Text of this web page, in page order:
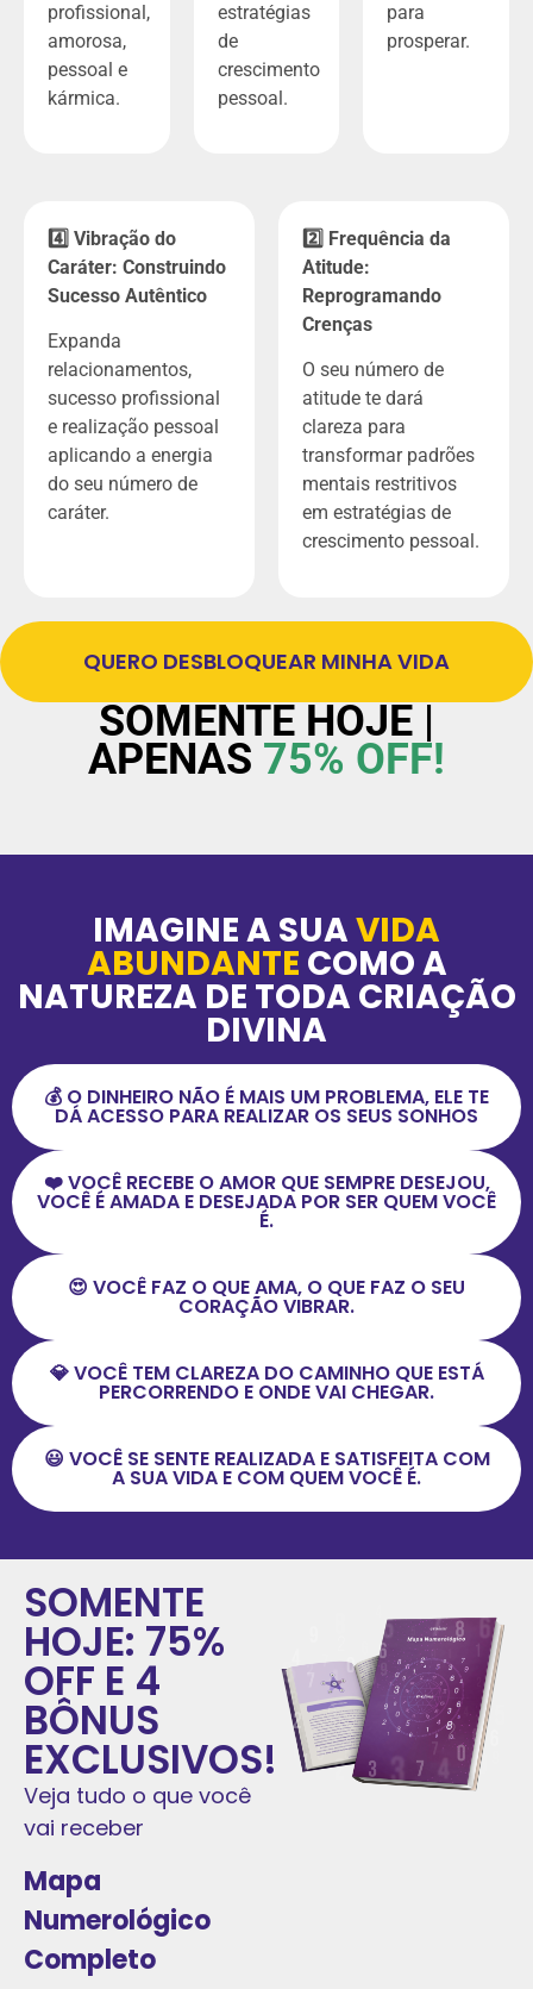
profissional,
amorosa,
pessoal e
kármica.
estratégias
de
crescimento
pessoal.
para
prosperar.
4️⃣ Vibração do
Caráter: Construindo
Sucesso Autêntico
Expanda
relacionamentos,
sucesso profissional
e realização pessoal
aplicando a energia
do seu número de
caráter.
2️⃣ Frequência da
Atitude:
Reprogramando
Crenças
O seu número de
atitude te dará
clareza para
transformar padrões
mentais restritivos
em estratégias de
crescimento pessoal.
QUERO DESBLOQUEAR MINHA VIDA
SOMENTE HOJE |
APENAS 75% OFF!
IMAGINE A SUAVIDA
ABUNDANTE COMO A
NATUREZA DE TODA CRIAÇÃO
DIVINA
💰 O DINHEIRO NÃO É MAIS UM PROBLEMA, ELE TE
DÁ ACESSO PARA REALIZAR OS SEUS SONHOS
❤️ VOCÊ RECEBE O AMOR QUE SEMPRE DESEJOU,
VOCÊ É AMADA E DESEJADA POR SER QUEM VOCÊ
É.
😍 VOCÊ FAZ O QUE AMA, O QUE FAZ O SEU
CORAÇÃO VIBRAR.
💎 VOCÊ TEM CLAREZA DO CAMINHO QUE ESTÁ
PERCORRENDO E ONDE VAI CHEGAR.
😃 VOCÊ SE SENTE REALIZADA E SATISFEITA COM
A SUA VIDA E COM QUEM VOCÊ É.
SOMENTE
HOJE: 75%
OFF E 4
BÔNUS
EXCLUSIVOS!
Veja tudo o que você
vai receber
Mapa
Numerológico
Completo